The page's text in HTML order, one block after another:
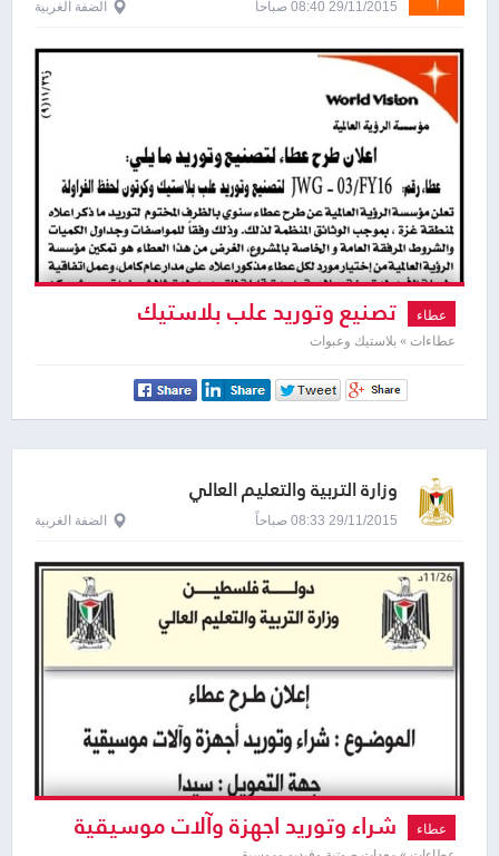
29/11/2015 08:40 صباحاً الضفة الغربية
عطاء تصنيع وتوريد علب بلاستيك
عطاءات » بلاستيك وعبوات
وزارة التربية والتعليم العالي
29/11/2015 08:33 صباحاً الضفة الغربية
عطاء شراء وتوريد اجهزة وآلات موسيقية